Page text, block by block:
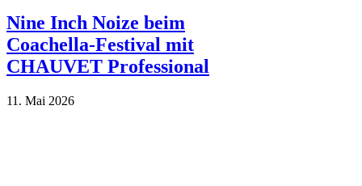
Nine Inch Noize beim
Coachella-Festival mit
CHAUVET Professional
11. Mai 2026